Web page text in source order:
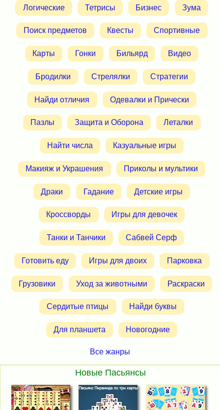
Логические Тетрисы Бизнес Зума
Поиск предметов Квесты Спортивные
Карты Гонки Бильярд Видео
Бродилки Стрелялки Стратегии
Найди отличия Одевалки и Прически
Пазлы Защита и Оборона Леталки
Найти числа Казуальные игры
Макияж и Украшения Приколы и мультики
Драки Гадание Детские игры
Кроссворды Игры для девочек
Танки и Танчики Сабвей Серф
Готовить еду Игры для двоих Парковка
Грузовики Уход за животными Раскраски
Сердитые птицы Найди буквы
Для планшета Новогодние
Все жанры
Новые Пасьянсы